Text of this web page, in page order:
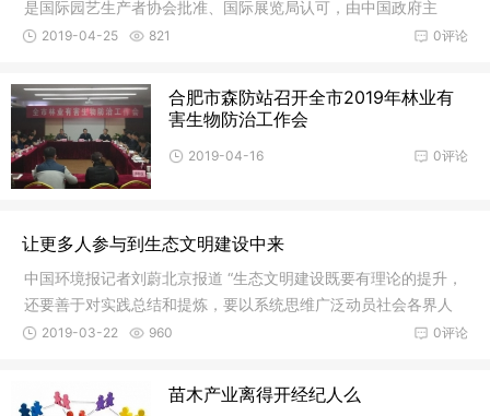
是国际园艺生产者协会批准、国际展览局认可，由中国政府主
办、北京市承办的国际级别最高的世界园艺博览会，将于今年4月
0评论
2019-04-25 821
合肥市森防站召开全市2019年林业有
害生物防治工作会
0评论
2019-04-16
让更多人参与到生态文明建设中来
中国环境报记者刘蔚北京报道 “生态文明建设既要有理论的提升，
还要善于对实践总结和提炼，要以系统思维广泛动员社会各界人
士参与到这项活动中来。”中国工程院院士、清华
0评论
2019-03-22 960
苗木产业离得开经纪人么